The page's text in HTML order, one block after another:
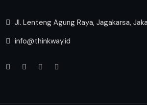
Jl. Lenteng Agung Raya, Jagakarsa,
info@thinkway.id